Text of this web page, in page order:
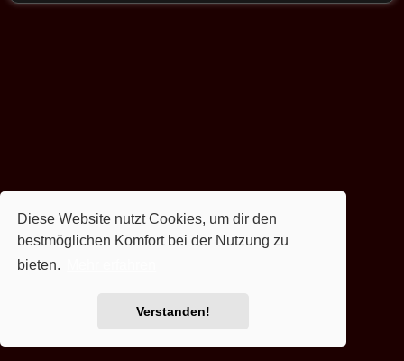
Diese Website nutzt Cookies, um dir den
bestmöglichen Komfort bei der Nutzung zu
bieten.
Verstanden!